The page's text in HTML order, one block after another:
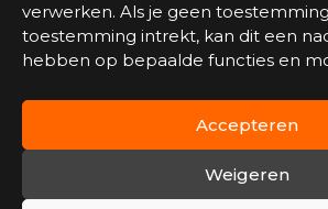
verwerken. Als je geen
toestemming intrekt, kan dit een
hebben op bepaalde functies en
Accepteren
Weigeren
Watersportmagazijn.nl is een
© 2026 Watersportmagazijn.nl -